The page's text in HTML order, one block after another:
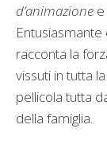
d’animazione e
racconta la
vissuti in tutta
pellicola tutta
della famiglia.